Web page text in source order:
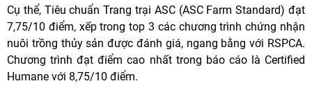
Cụ thể, Tiêu chuẩn Trang trại ASC (ASC Farm Standard) đạt
7,75/10 điểm, xếp trong top 3 các chương trình chứng nhận
nuôi trồng thủy sản được đánh giá, ngang bằng với RSPCA.
Chương trình đạt điểm cao nhất trong báo cáo là Certified
Humane với 8,75/10 điểm.